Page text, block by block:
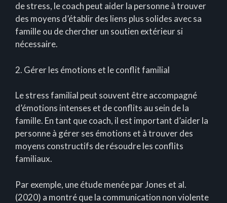
de stress, le coach peut aider la personne à trouver
des moyens d’établir des liens plus solides avec sa
famille ou de chercher un soutien extérieur si
nécessaire.
2. Gérer les émotions et le conflit familial
Le stress familial peut souvent être accompagné
d’émotions intenses et de conflits au sein de la
famille. En tant que coach, il est important d’aider la
personne à gérer ses émotions et à trouver des
moyens constructifs de résoudre les conflits
familiaux.
Par exemple, une étude menée par Jones et al.
(2020) a montré que la communication non violente